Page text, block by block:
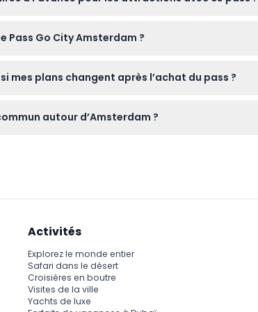
votre pass ici sur le site.
Pass Go City Amsterdam ?
mes plans changent après l’achat du pass ?
autour d’Amsterdam ?
Activités
Explorez le monde entier
Safari dans le désert
Croisières en boutre
Visites de la ville
Yachts de luxe